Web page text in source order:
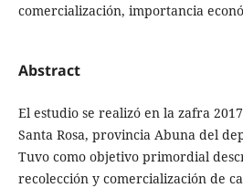
comercialización, importancia
Abstract
El estudio se realizó en la zafra
Santa Rosa, provincia Abuna del
Tuvo como objetivo primordial
recolección y comercialización de